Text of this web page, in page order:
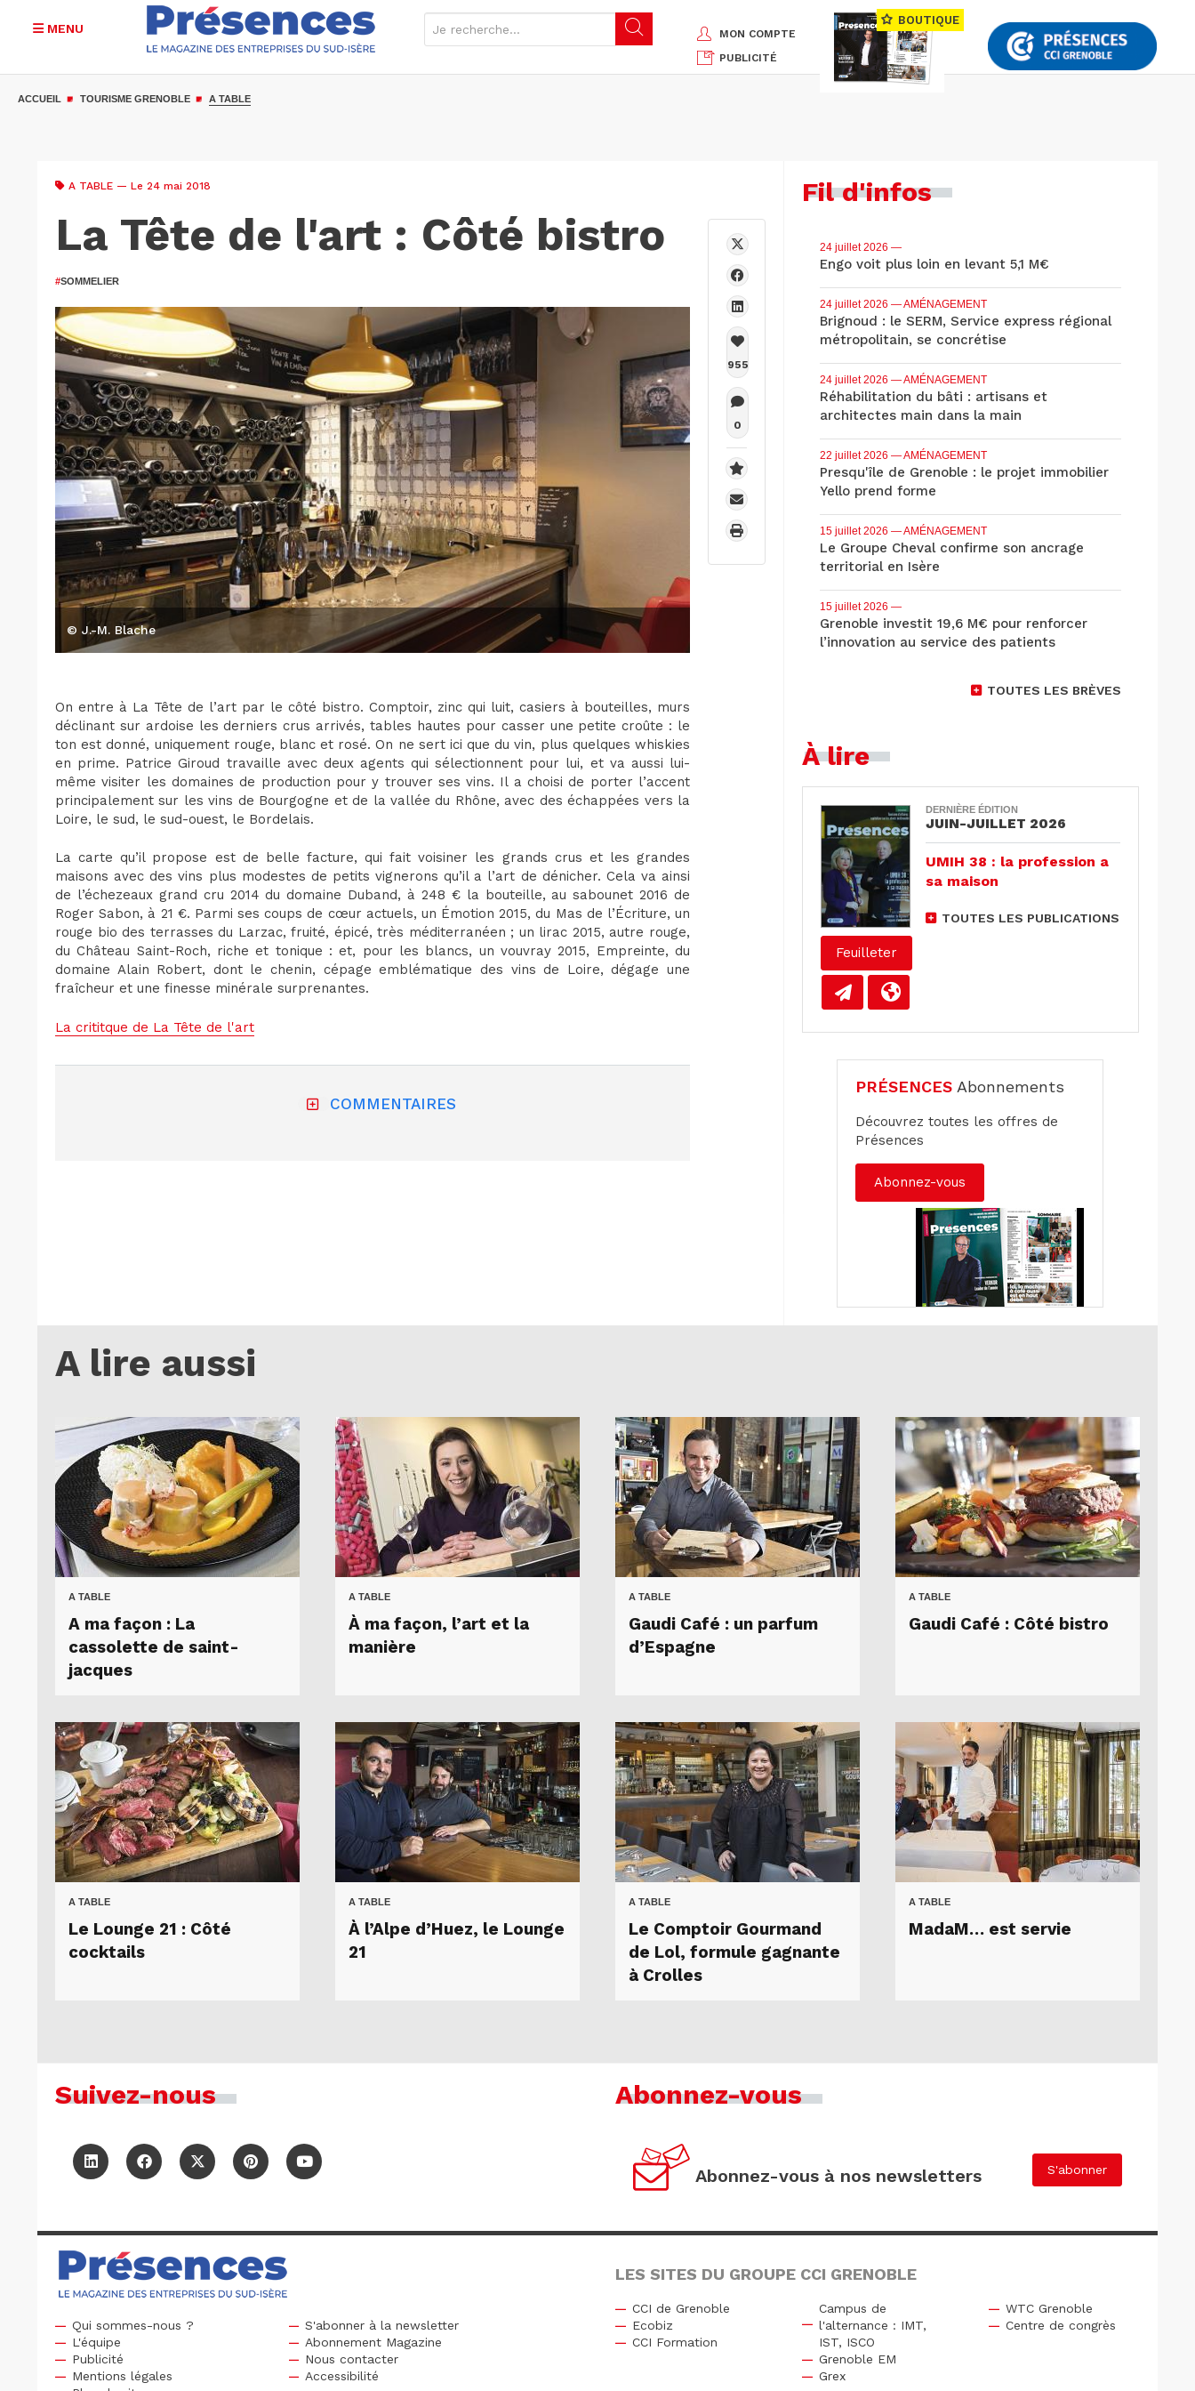
MENU
MON COMPTE
PUBLICITÉ
BOUTIQUE
ACCUEIL TOURISME GRENOBLE A TABLE
A TABLE — Le 24 mai 2018
La Tête de l'art : Côté bistro
#SOMMELIER
© J.-M. Blache
On entre à La Tête de l’art par le côté bistro. Comptoir, zinc qui luit, casiers à bouteilles, murs
déclinant sur ardoise les derniers crus arrivés, tables hautes pour casser une petite croûte : le
ton est donné, uniquement rouge, blanc et rosé. On ne sert ici que du vin, plus quelques whiskies
en prime. Patrice Giroud travaille avec deux agents qui sélectionnent pour lui, et va aussi lui-
même visiter les domaines de production pour y trouver ses vins. Il a choisi de porter l’accent
principalement sur les vins de Bourgogne et de la vallée du Rhône, avec des échappées vers la
Loire, le sud, le sud-ouest, le Bordelais.
La carte qu’il propose est de belle facture, qui fait voisiner les grands crus et les grandes
maisons avec des vins plus modestes de petits vignerons qu’il a l’art de dénicher. Cela va ainsi
de l’échezeaux grand cru 2014 du domaine Duband, à 248 € la bouteille, au sabounet 2016 de
Roger Sabon, à 21 €. Parmi ses coups de cœur actuels, un Émotion 2015, du Mas de l’Écriture, un
rouge bio des terrasses du Larzac, fruité, épicé, très méditerranéen ; un lirac 2015, autre rouge,
du Château Saint-Roch, riche et tonique : et, pour les blancs, un vouvray 2015, Empreinte, du
domaine Alain Robert, dont le chenin, cépage emblématique des vins de Loire, dégage une
fraîcheur et une finesse minérale surprenantes.
La crititque de La Tête de l'art
COMMENTAIRES
955
0
Fil d'infos
24 juillet 2026 —
Engo voit plus loin en levant 5,1 M€
24 juillet 2026 — AMÉNAGEMENT
Brignoud : le SERM, Service express régional
métropolitain, se concrétise
24 juillet 2026 — AMÉNAGEMENT
Réhabilitation du bâti : artisans et
architectes main dans la main
22 juillet 2026 — AMÉNAGEMENT
Presqu'île de Grenoble : le projet immobilier
Yello prend forme
15 juillet 2026 — AMÉNAGEMENT
Le Groupe Cheval confirme son ancrage
territorial en Isère
15 juillet 2026 —
Grenoble investit 19,6 M€ pour renforcer
l’innovation au service des patients
TOUTES LES BRÈVES
À lire
Feuilleter
DERNIÈRE ÉDITION
JUIN-JUILLET 2026
UMIH 38 : la profession a
sa maison
TOUTES LES PUBLICATIONS
PRÉSENCES Abonnements
Découvrez toutes les offres de
Présences
Abonnez-vous
A lire aussi
A TABLE
A ma façon : La
cassolette de saint-
jacques
A TABLE
À ma façon, l’art et la
manière
A TABLE
Gaudi Café : un parfum
d’Espagne
A TABLE
Gaudi Café : Côté bistro
A TABLE
Le Lounge 21 : Côté
cocktails
A TABLE
À l’Alpe d’Huez, le Lounge
21
A TABLE
Le Comptoir Gourmand
de Lol, formule gagnante
à Crolles
A TABLE
MadaM… est servie
Suivez-nous Abonnez-vous
Abonnez-vous à nos newsletters S'abonner
Qui sommes-nous ?
L'équipe
Publicité
S'abonner à la newsletter
Abonnement Magazine
Nous contacter
Mentions légales
Accessibilité
LES SITES DU GROUPE CCI GRENOBLE
CCI de Grenoble
Ecobiz
CCI Formation
Campus de
l'alternance : IMT,
IST, ISCO
Grenoble EM
Grex
WTC Grenoble
Centre de congrès